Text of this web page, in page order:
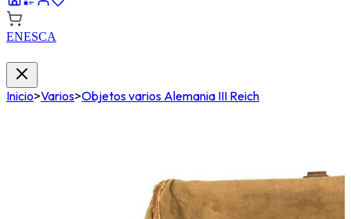
ENESCA
Inicio>Varios>Objetos varios Alemania III Reich